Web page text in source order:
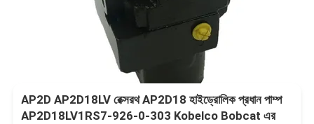
AP2D AP2D18LV রেক্সরথ AP2D18 হাইড্রোলিক প্রধান পাম্প
AP2D18LV1RS7-926-0-303 Kobelco Bobcat এর